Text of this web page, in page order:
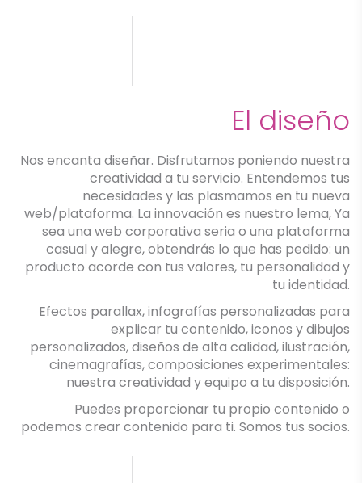
El diseño
Nos encanta diseñar. Disfrutamos poniendo nuestra
creatividad a tu servicio. Entendemos tus
necesidades y las plasmamos en tu nueva
web/plataforma. La innovación es nuestro lema, Ya
sea una web corporativa seria o una plataforma
casual y alegre, obtendrás lo que has pedido: un
producto acorde con tus valores, tu personalidad y
tu identidad.
Efectos parallax, infografías personalizadas para
explicar tu contenido, iconos y dibujos
personalizados, diseños de alta calidad, ilustración,
cinemagrafías, composiciones experimentales:
nuestra creatividad y equipo a tu disposición.
Puedes proporcionar tu propio contenido o
podemos crear contenido para ti. Somos tus socios.